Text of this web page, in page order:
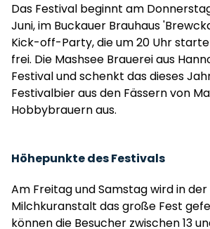
Das Festival beginnt am
Juni, im Buckauer Brauhaus
Kick-off-Party, die um 20 Uhr
frei. Die Mashsee Brauerei aus
Festival und schenkt das dieses
Festivalbier aus den Fässern von
Hobbybrauern aus.
Höhepunkte des Festivals
Am Freitag und Samstag wird in
Milchkuranstalt das große Fest
können die Besucher zwischen 13